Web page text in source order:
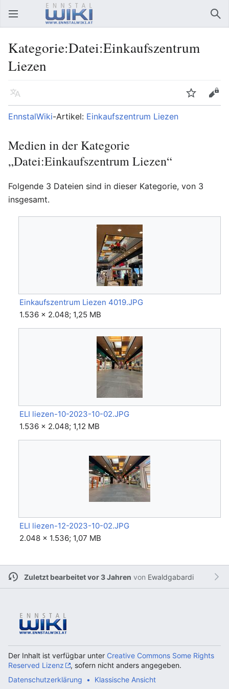
Hauptmenü öffnen
Kategorie:Datei:Einkaufszentrum
Liezen
Sprache Beobachten
Bearbeiten
EnnstalWiki-Artikel: Einkaufszentrum Liezen
Medien in der Kategorie
„Datei:Einkaufszentrum Liezen“
Folgende 3 Dateien sind in dieser Kategorie, von 3
insgesamt.
Einkaufszentrum Liezen 4019.JPG
1.536 × 2.048; 1,25 MB
ELI liezen-10-2023-10-02.JPG
1.536 × 2.048; 1,12 MB
ELI liezen-12-2023-10-02.JPG
2.048 × 1.536; 1,07 MB
Zuletzt bearbeitet vor 3 Jahren von Ewaldgabardi
Der Inhalt ist verfügbar unter Creative Commons Some Rights
Reserved Lizenz
, sofern nicht anders angegeben.
Datenschutzerklärung
Klassische Ansicht